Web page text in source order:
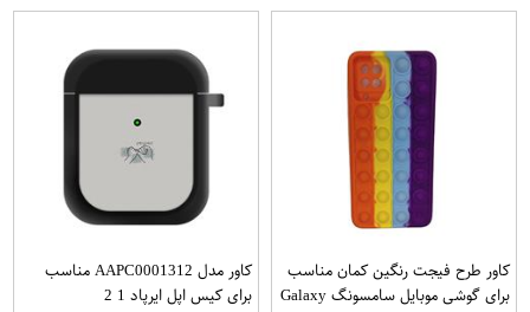
کاور طرح فیجت رنگین کمان مناسب
برای گوشی موبایل سامسونگ Galaxy
کاور مدل AAPC0001312 مناسب
برای کیس اپل ایرپاد 1 2